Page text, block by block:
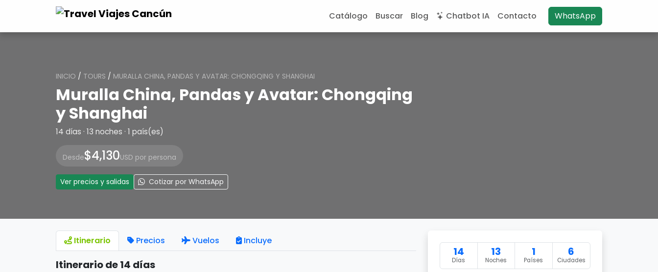
Catálogo Buscar Blog Chatbot IA Contacto WhatsApp
INICIO / TOURS / MURALLA CHINA, PANDAS Y AVATAR: CHONGQING Y SHANGHAI
Muralla China, Pandas y Avatar: Chongqing
y Shanghai
14 días · 13 noches · 1 país(es)
Desde$4,130USD por persona
Ver precios y salidas Cotizar por WhatsApp
Itinerario Precios Vuelos Incluye
Itinerario de 14 días
14
Días
13
Noches
1
Países
6
Ciudades